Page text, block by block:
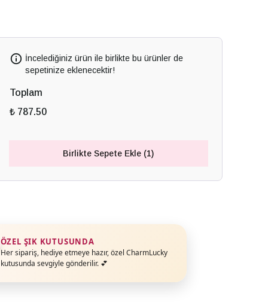
İncelediğiniz ürün ile birlikte bu ürünler de
sepetinize eklenecektir!
Toplam
₺ 787.50
Birlikte Sepete Ekle (1)
ÖZEL ŞIK KUTUSUNDA
Her sipariş, hediye etmeye hazır, özel CharmLucky
kutusunda sevgiyle gönderilir. 💕